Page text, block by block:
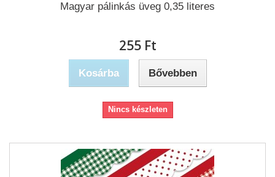
Magyar pálinkás üveg 0,35 literes
255 Ft‎
Kosárba Bővebben
Nincs készleten